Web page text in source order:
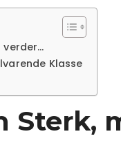
verder…
Klasse
Sterk,